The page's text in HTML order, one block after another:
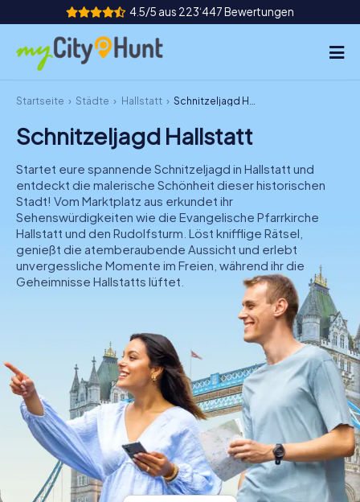
4.5/5 aus 223‘447 Bewertungen
So funktioniert's
Städte
Touren
Teamevent
Tickets
DE
IE
NL
Tickets buchen
Gutscheine bestellen
Startseite Städte Hallstatt Schnitzeljagd Hallstatt
Schnitzeljagd Hallstatt
Startet eure spannende Schnitzeljagd in Hallstatt und
entdeckt die malerische Schönheit dieser historischen
Stadt! Vom Marktplatz aus erkundet ihr
Sehenswürdigkeiten wie die Evangelische Pfarrkirche
Hallstatt und den Rudolfsturm. Löst knifflige Rätsel,
genießt die atemberaubende Aussicht und erlebt
unvergessliche Momente im Freien, während ihr die
Geheimnisse Hallstatts lüftet.